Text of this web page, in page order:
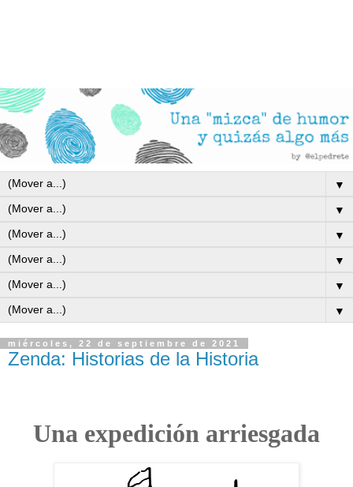
▼
▼
▼
▼
▼
▼
miércoles, 22 de septiembre de 2021
Zenda: Historias de la Historia
Una expedición arriesgada